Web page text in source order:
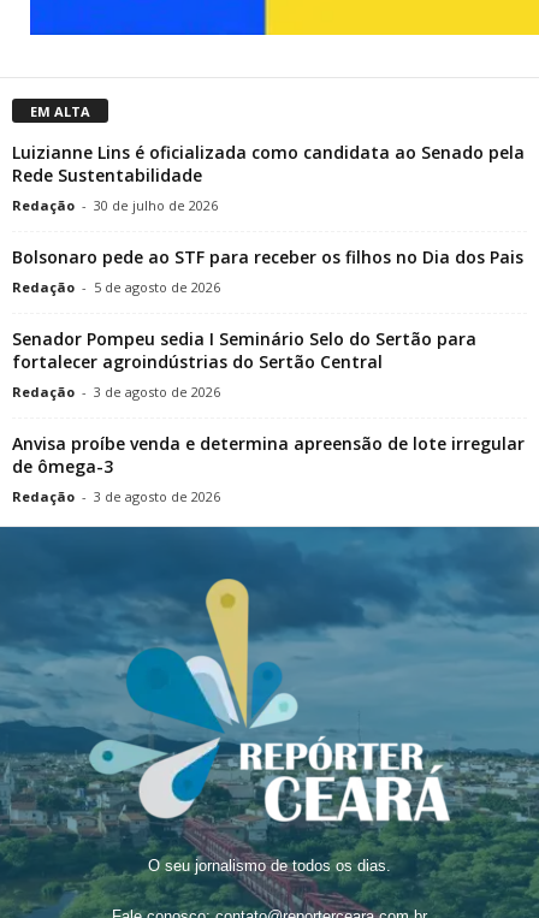
EM ALTA
Luizianne Lins é oficializada como candidata ao Senado pela
Rede Sustentabilidade
Redação - 30 de julho de 2026
Bolsonaro pede ao STF para receber os filhos no Dia dos Pais
Redação - 5 de agosto de 2026
Senador Pompeu sedia I Seminário Selo do Sertão para
fortalecer agroindústrias do Sertão Central
Redação - 3 de agosto de 2026
Anvisa proíbe venda e determina apreensão de lote irregular
de ômega-3
Redação - 3 de agosto de 2026
O seu jornalismo de todos os dias.